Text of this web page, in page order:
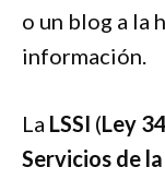
o un blog a la
información.
La LSSI (Ley
Servicios de